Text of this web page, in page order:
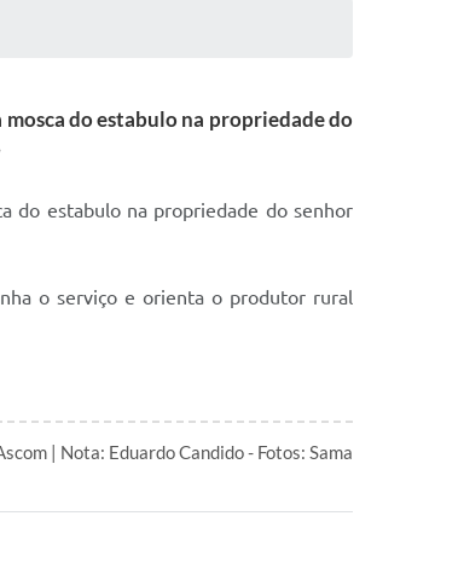
do estabulo na propriedade do
do estabulo na propriedade do senhor
o serviço e orienta o produtor rural
| Nota: Eduardo Candido - Fotos: Sama